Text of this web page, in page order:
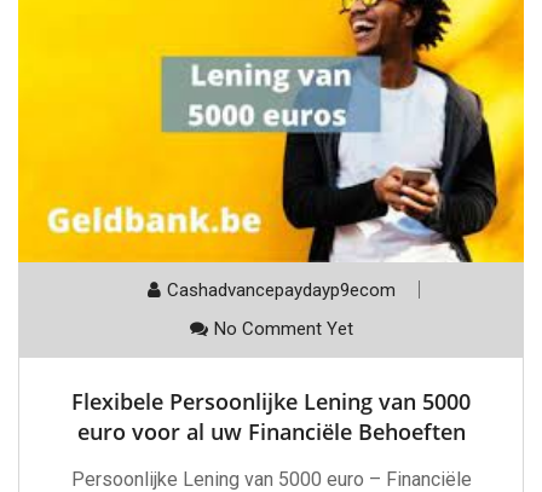
Cashadvancepaydayp9ecom
No Comment Yet
Flexibele Persoonlijke Lening van 5000
euro voor al uw Financiële Behoeften
Persoonlijke Lening van 5000 euro – Financiële